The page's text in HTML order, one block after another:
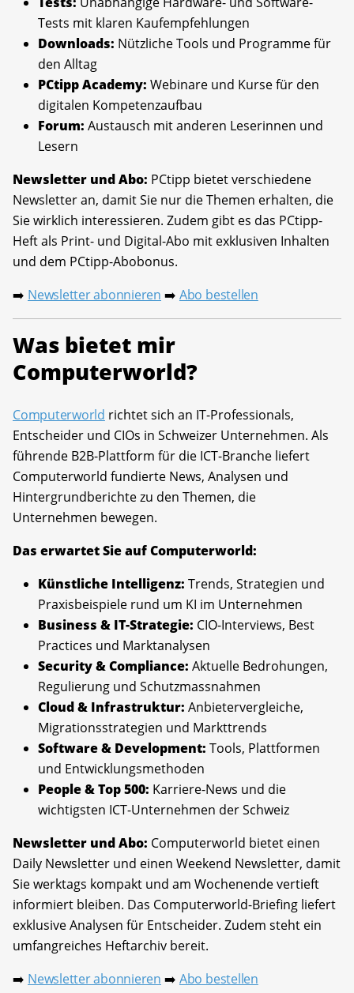
Tests mit klaren Kaufempfehlungen
Downloads: Nützliche Tools und Programme für
den Alltag
PCtipp Academy: Webinare und Kurse für den
digitalen Kompetenzaufbau
Forum: Austausch mit anderen Leserinnen und
Lesern
Newsletter und Abo: PCtipp bietet verschiedene
Newsletter an, damit Sie nur die Themen erhalten, die
Sie wirklich interessieren. Zudem gibt es das PCtipp-
Heft als Print- und Digital-Abo mit exklusiven Inhalten
und dem PCtipp-Abobonus.
➡️ Newsletter abonnieren ➡️ Abo bestellen
Was bietet mir
Computerworld?
Computerworld richtet sich an IT-Professionals,
Entscheider und CIOs in Schweizer Unternehmen. Als
führende B2B-Plattform für die ICT-Branche liefert
Computerworld fundierte News, Analysen und
Hintergrundberichte zu den Themen, die
Unternehmen bewegen.
Das erwartet Sie auf Computerworld:
Künstliche Intelligenz: Trends, Strategien und
Praxisbeispiele rund um KI im Unternehmen
Business & IT-Strategie: CIO-Interviews, Best
Practices und Marktanalysen
Security & Compliance: Aktuelle Bedrohungen,
Regulierung und Schutzmassnahmen
Cloud & Infrastruktur: Anbietervergleiche,
Migrationsstrategien und Markttrends
Software & Development: Tools, Plattformen
und Entwicklungsmethoden
People & Top 500: Karriere-News und die
wichtigsten ICT-Unternehmen der Schweiz
Newsletter und Abo: Computerworld bietet einen
Daily Newsletter und einen Weekend Newsletter, damit
Sie werktags kompakt und am Wochenende vertieft
informiert bleiben. Das Computerworld-Briefing liefert
exklusive Analysen für Entscheider. Zudem steht ein
umfangreiches Heftarchiv bereit.
➡️ Newsletter abonnieren ➡️ Abo bestellen